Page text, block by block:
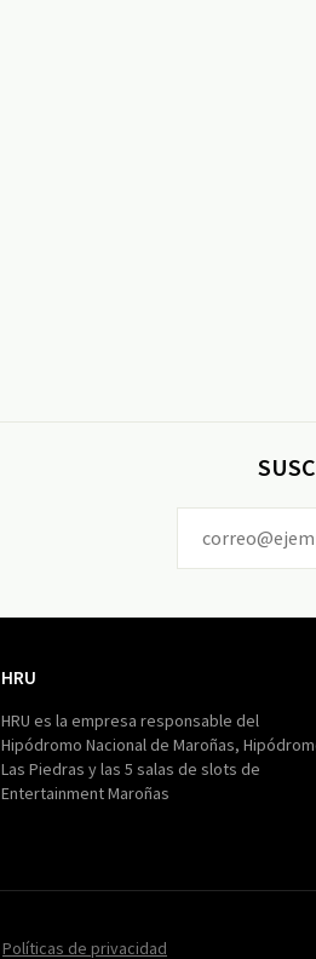
HRU
HRU es la empresa responsable del
Hipódromo Nacional de Maroñas,
Las Piedras y las 5 salas de slots de
Entertainment Maroñas
Políticas de privacidad